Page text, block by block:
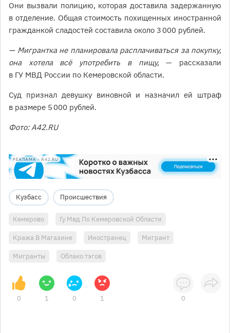
Они вызвали полицию, которая доставила задержанную
в отделение. Общая стоимость похищенных иностранной
гражданкой сладостей составила около 3 000 рублей.
— Мигрантка не планировала расплачиваться за покупку,
она хотела всё употребить в пищу, — рассказали
в ГУ МВД России по Кемеровской области.
Суд признал девушку виновной и назначил ей штраф
в размере 5 000 рублей.
Фото: A42.RU
РЕКЛАМА • A42.RU
Кузбасс Происшествия
Кемерово Гу Мвд По Кемеровской Области
Кража В Магазине Иностранец Мигрант
Мигранты Облако тэгов
0 1 0 1 0